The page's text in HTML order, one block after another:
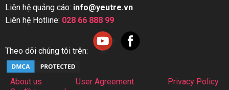
Liên hệ quảng cáo: info@yeutre.vn
Liên hệ Hotline: 028 66 888 99
Theo dõi chúng tôi trên:
About us User Agreement
Privacy Policy